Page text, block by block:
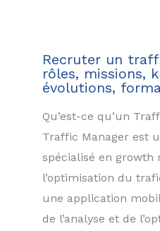
Recruter un
rôles, missions,
évolutions,
Qu’est-ce qu’un
Traffic Manager est
spécialisé en growth
l’optimisation du
une application
de l’analyse et de